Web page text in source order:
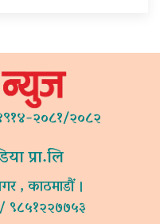
२०८१/२०८२
प्रा.लि
, काठमाडौं ।